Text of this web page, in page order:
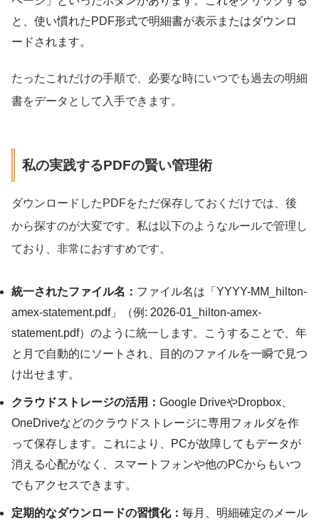
と、使い慣れたPDF形式で明細書が表示またはダウンロ
ードされます。
たったこれだけの手順で、必要な時にいつでも過去の明細
書をデータとして入手できます。
私の実践するPDFの賢い管理術
ダウンロードしたPDFをただ保存しておくだけでは、後
から探すのが大変です。私は以下のようなルールで管理し
ており、非常におすすめです。
統一されたファイル名： ファイル名は「YYYY-MM_hilton-
amex-statement.pdf」（例: 2026-01_hilton-amex-
statement.pdf）のように統一します。こうすることで、年
と月で自動的にソートされ、目的のファイルを一瞬で見つ
け出せます。
クラウドストレージの活用： Google DriveやDropbox、
OneDriveなどのクラウドストレージに専用フォルダを作
って保存します。これにより、PCが故障してもデータが
消える心配がなく、スマートフォンや他のPCからもいつ
でもアクセスできます。
定期的なダウンロードの習慣化： 毎月、明細確定のメール